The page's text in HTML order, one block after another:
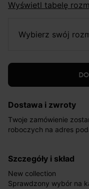
Wyświetl tabelę
wybierz swój
Dostawa i zwroty
Twoje zamówienie
roboczych na adres
pośrednictwem DHL
Nowość: Zamówienia dostarczamy w ciągu 4-6 dni
roboczych do
szczegóły i skład
New collection
Sprawdzony wybór na